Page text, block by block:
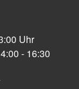
Uhr
- 16:30